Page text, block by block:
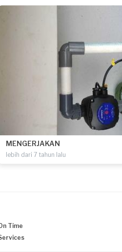
MENGERJAKAN
lebih dari 7 tahun lalu
Time